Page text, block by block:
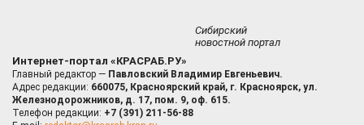
Сибирский
новостной портал
Интернет-портал «КРАСРАБ.РУ»
Главный редактор — Павловский Владимир Евгеньевич.
Адрес редакции: 660075, Красноярский край, г. Красноярск, ул.
Железнодорожников, д. 17, пом. 9, оф. 615.
Телефон редакции: +7 (391) 211-56-88